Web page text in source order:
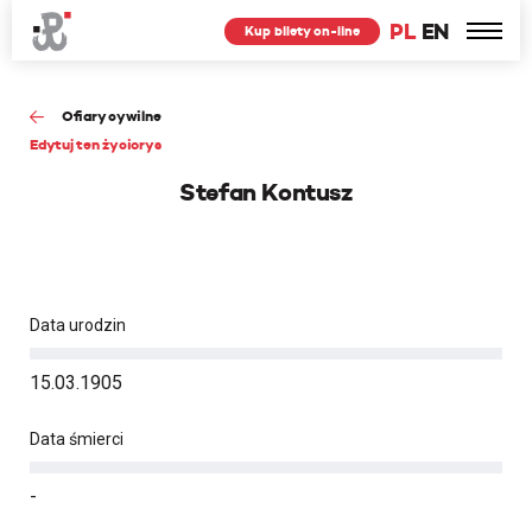
PL EN
Kup bilety on-line
Ofiary cywilne
Edytuj ten życiorys
Stefan Kontusz
Data urodzin
15.03.1905
Data śmierci
-